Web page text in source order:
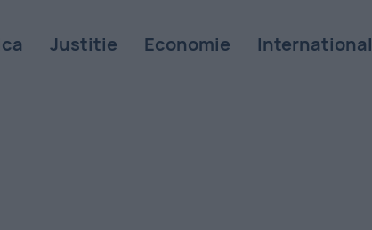
Justitie Economie International